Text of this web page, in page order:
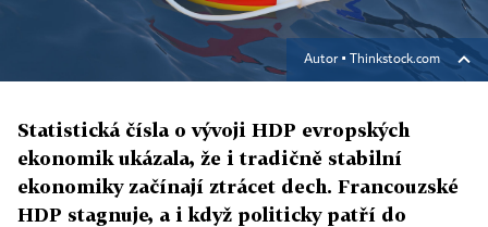
Autor ▪ Thinkstock.com
Statistická čísla o vývoji HDP evropských
ekonomik ukázala, že i tradičně stabilní
ekonomiky začínají ztrácet dech. Francouzské
HDP stagnuje, a i když politicky patří do